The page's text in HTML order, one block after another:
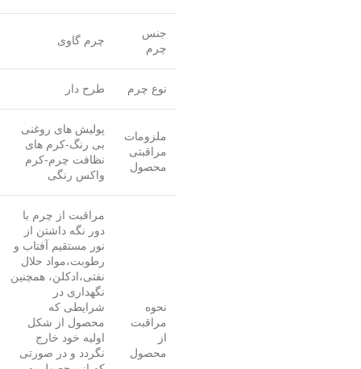
جنس
چرم
چرم گاوی
نوع چرم طرح دار
ملزومات
مراقبتی
محصول
پولیش های روغنی
بی رنگ-کرم های
نظافت چرم-کرم
واکس رنگی
نحوه
مراقبت
از
محصول
مراقبت از چرم با
دور نگه داشتن از
نور مستقیم آفتاب و
رطوبت،مواد حلال
نفتی،ادکلن، همچنین
نگهداری در
شرایطی که
محصول از شکل
اولیه خود خارج
نگردد و در صورتی